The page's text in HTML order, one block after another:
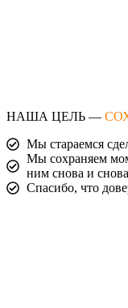
НАША ЦЕЛЬ —
Мы стараемся
Мы сохраняем
ним снова и
Спасибо, что